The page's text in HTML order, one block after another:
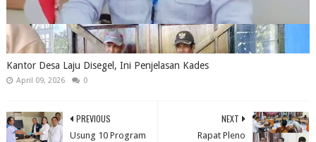
Kantor Desa Laju Disegel, Ini Penjelasan Kades
April 09, 2026 0
NEXT
Rapat Pleno
PREVIOUS
Usung 10 Program